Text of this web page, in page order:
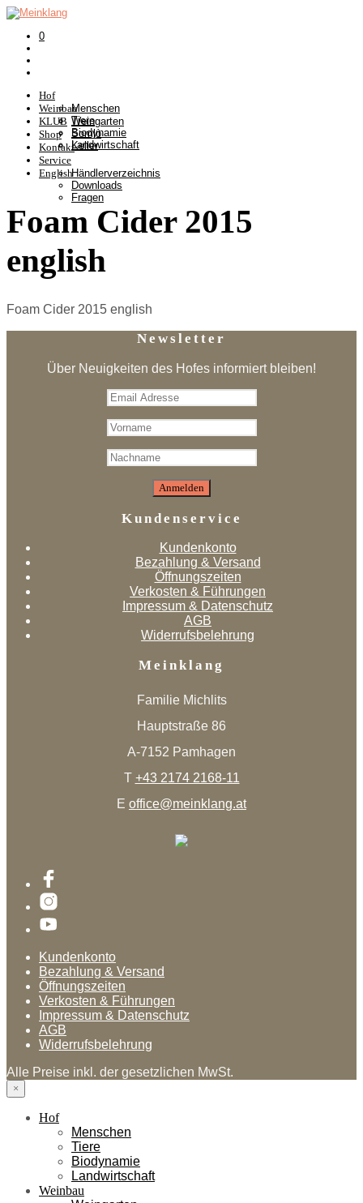
0
Hof
Menschen
Tiere
Biodynamie
Landwirtschaft
Weinbau
Weingarten
Somlò
Keller
KLUB
Shop
Kontakt
Service
Händlerverzeichnis
Downloads
Fragen
English
Foam Cider 2015
english
Foam Cider 2015 english
Newsletter
Über Neuigkeiten des Hofes informiert bleiben!
Kundenservice
Kundenkonto
Bezahlung & Versand
Öffnungszeiten
Verkosten & Führungen
Impressum & Datenschutz
AGB
Widerrufsbelehrung
Meinklang
Familie Michlits
Hauptstraße 86
A-7152 Pamhagen
T +43 2174 2168-11
E office@meinklang.at
Kundenkonto
Bezahlung & Versand
Öffnungszeiten
Verkosten & Führungen
Impressum & Datenschutz
AGB
Widerrufsbelehrung
Alle Preise inkl. der gesetzlichen MwSt.
×
Hof
Menschen
Tiere
Biodynamie
Landwirtschaft
Weinbau